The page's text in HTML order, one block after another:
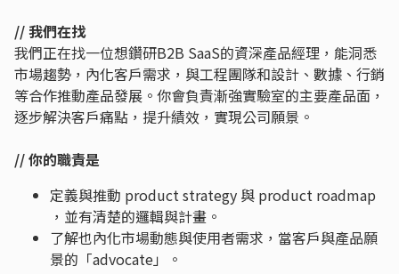
// 我們在找
我們正在找一位想鑽研B2B SaaS的資深產品經理，能洞悉
市場趨勢，內化客戶需求，與工程團隊和設計、數據、行銷
等合作推動產品發展。你會負責漸強實驗室的主要產品面，
逐步解決客戶痛點，提升績效，實現公司願景。
// 你的職責是
定義與推動 product strategy 與 product roadmap
，並有清楚的邏輯與計畫。
了解也內化市場動態與使用者需求，當客戶與產品願
景的「advocate」。